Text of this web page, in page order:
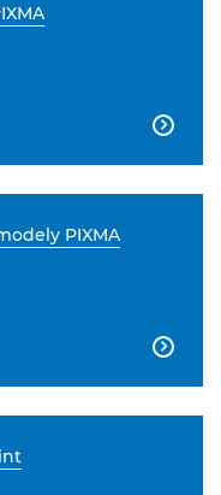

PIXMA
